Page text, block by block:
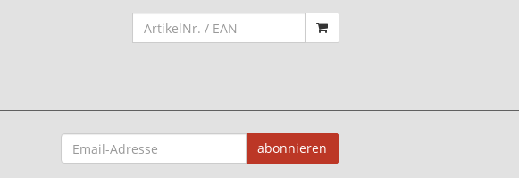
EMAIL-
ADRESSE
abonnieren